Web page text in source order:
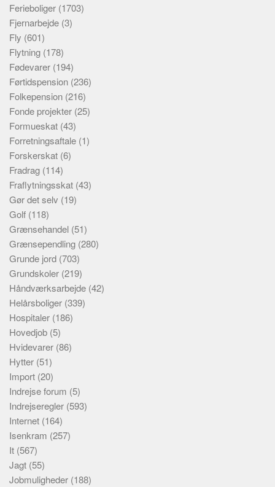
Ferieboliger (1703)
Fjernarbejde (3)
Fly (601)
Flytning (178)
Fødevarer (194)
Førtidspension (236)
Folkepension (216)
Fonde projekter (25)
Formueskat (43)
Forretningsaftale (1)
Forskerskat (6)
Fradrag (114)
Fraflytningsskat (43)
Gør det selv (19)
Golf (118)
Grænsehandel (51)
Grænsependling (280)
Grunde jord (703)
Grundskoler (219)
Håndværksarbejde (42)
Helårsboliger (339)
Hospitaler (186)
Hovedjob (5)
Hvidevarer (86)
Hytter (51)
Import (20)
Indrejse forum (5)
Indrejseregler (593)
Internet (164)
Isenkram (257)
It (567)
Jagt (55)
Jobmuligheder (188)